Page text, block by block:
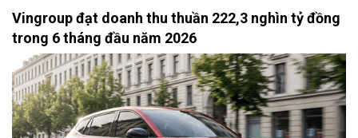
Vingroup đạt doanh thu thuần 222,3 nghìn tỷ đồng
trong 6 tháng đầu năm 2026